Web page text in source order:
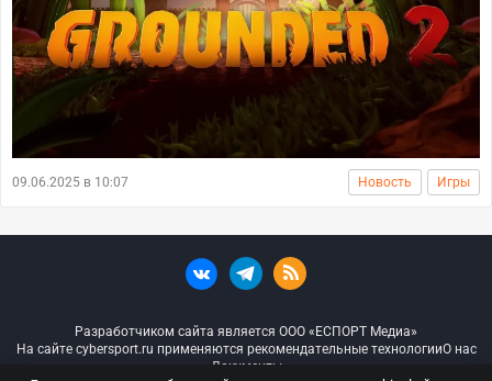
09.06.2025 в 10:07 Новость Игры
Разработчиком сайта является ООО «ЕСПОРТ Медиа»
На сайте cybersport.ru применяются рекомендательные технологииО нас
Документы